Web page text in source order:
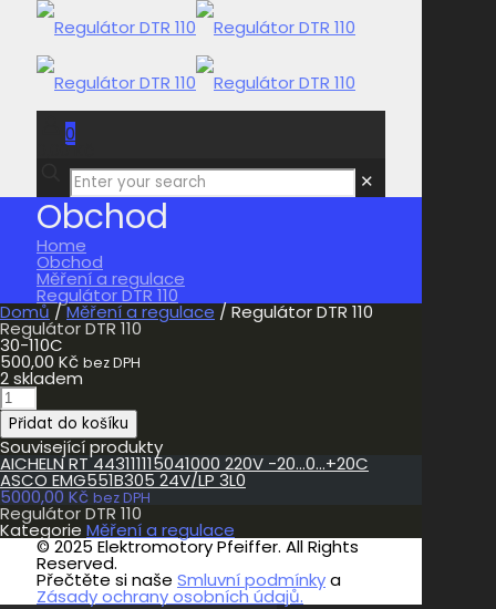
0
0,00 Kč
✕
Obchod
Home
Obchod
Měření a regulace
Regulátor DTR 110
Domů /Měření a regulace / Regulátor DTR 110
Regulátor DTR 110
30-110C
500,00 Kč bez DPH
2 skladem
Regulátor
DTR
110
množství
Přidat do košíku
Související produkty
AICHELN RT 443111115041000 220V -20…0…+20C
ASCO EMG551B305 24V/LP 3L0
5000,00 Kč bez DPH
Regulátor DTR 110
Kategorie Měření a regulace
© 2025 Elektromotory Pfeiffer. All Rights
Reserved.
Přečtěte si naše Smluvní podmínkya
Zásady ochrany osobních údajů.